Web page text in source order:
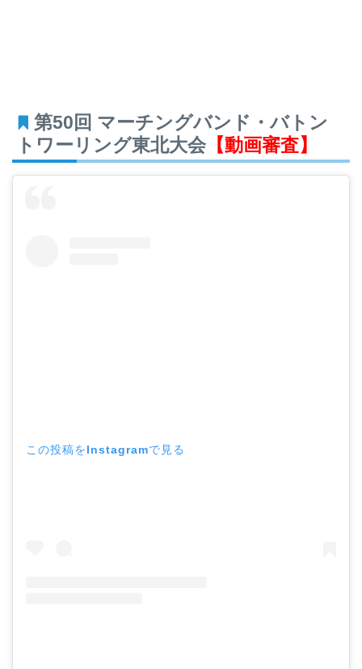
第50回 マーチングバンド・バトン
トワーリング東北大会【動画審査】
この投稿をInstagramで見る